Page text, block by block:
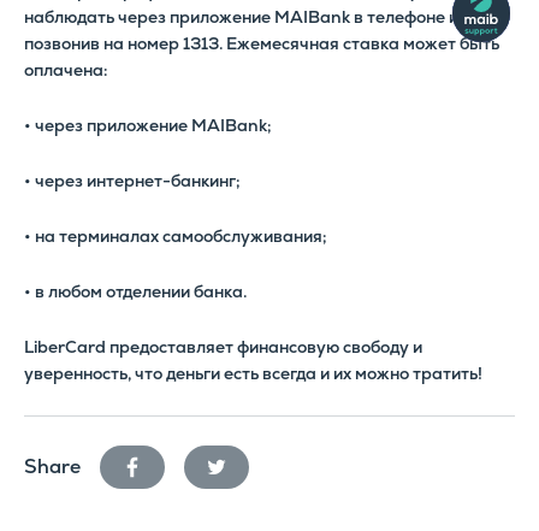
наблюдать через приложение MAIBank в телефоне или
позвонив на номер 1313. Ежемесячная ставка может быть
оплачена:
• через приложение MAIBank;
• через интернет-банкинг;
• на терминалах самообслуживания;
• в любом отделении банка.
LiberCard предоставляет финансовую свободу и
уверенность, что деньги есть всегда и их можно тратить!
Share facebook twitter